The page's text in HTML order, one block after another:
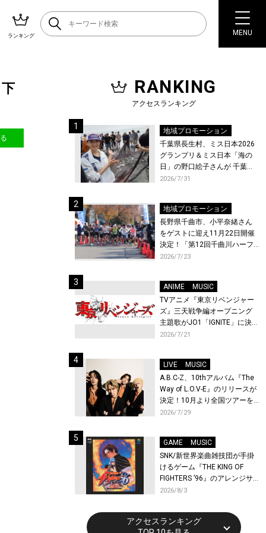
ランキング MENU
RANKING
アクセスランキング
地域プロモーション
千葉県長生村、ミス日本2026
グランプリ＆ミス日本「海の
日」の野口絵子さんが 千葉県
唯一の村・長生村で地引網を
2026/7/31
地域プロモーション
長野県千曲市、小平奈緒さん
をゲストに迎え11月22日開催
決定！「第12回千曲川ハーフ
マラソン」エントリー受付開
2026/7/23
ANIME
MUSIC
TVアニメ『東京リベンジャー
ズ』三天戦争編オープニング
主題歌がJO1「IGNITE」に決
定！メンバー全員から喜びと
先行上映会を開催！
2026/7/21
LIVE
MUSIC
A.B.C-Z、10thアルバム『The
Way of L.O.V-E』のリリースが
決定！10月より全国ツアーを
開催！
2026/7/29
GAME
MUSIC
SNK/新世界楽曲雑技団が手掛
けるゲーム『THE KING OF
FIGHTERS ’96』のアレンジサ
ウンドトラックが配信開始！
2026/8/3
アクセスランキング